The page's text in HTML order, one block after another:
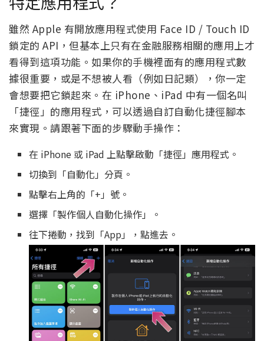
雖然 Apple 有開放應用程式使用 Face ID / Touch ID
鎖定的 API，但基本上只有在金融服務相關的應用上才
看得到這項功能。如果你的手機裡面有的應用程式數
據很重要，或是不想被人看（例如日記類），你一定
會想要把它鎖起來。在 iPhone、iPad 中有一個名叫
「捷徑」的應用程式，可以透過自訂自動化捷徑腳本
來實現。請跟著下面的步驟動手操作：
在 iPhone 或 iPad 上點擊啟動「捷徑」應用程式。
切換到「自動化」分頁。
點擊右上角的「+」號。
選擇「製作個人自動化操作」。
往下捲動，找到「App」，點進去。